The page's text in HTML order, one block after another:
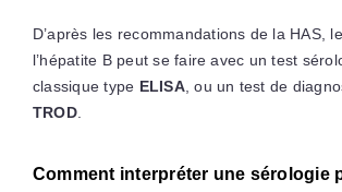
D’après les recommandations de la HAS,
l’hépatite B peut se faire avec un test
classique type ELISA, ou un test de
TROD.
Comment interpréter une sérologie